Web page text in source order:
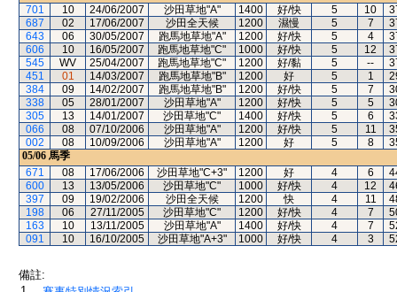
701
10 24/06/2007 沙田草地"A" 1400 好/快 5 10
687
02 17/06/2007 沙田全天候 1200 濕慢 5 7
643
06 30/05/2007 跑馬地草地"A" 1200 好/快 5 4
606
10 16/05/2007 跑馬地草地"C" 1000 好/快 5 12
545
WV 25/04/2007 跑馬地草地"C" 1200 好/黏 5 --
451
01 14/03/2007 跑馬地草地"B" 1200 好 5 1
384
09 14/02/2007 跑馬地草地"B" 1200 好/快 5 7
338
05 28/01/2007 沙田草地"A" 1200 好/快 5 5
305
13 14/01/2007 沙田草地"C" 1400 好/快 5 6
066
08 07/10/2006 沙田草地"A" 1200 好/快 5 11
002
08 10/09/2006 沙田草地"A" 1200 好 5 8
05/06 馬季
671
08 17/06/2006 沙田草地"C+3" 1200 好 4 6
600
13 13/05/2006 沙田草地"C" 1000 好/快 4 12
397
09 19/02/2006 沙田全天候 1200 快 4 11
198
06 27/11/2005 沙田草地"C" 1200 好/快 4 7
163
10 13/11/2005 沙田草地"A" 1400 好/快 4 7
091
10 16/10/2005 沙田草地"A+3" 1000 好/快 4 3
備註: